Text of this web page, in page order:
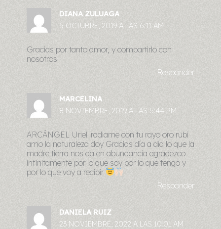
DIANA ZULUAGA
5 OCTUBRE, 2019 A LAS 6:11 AM
Gracias por tanto amor, y compartirlo con
nosotros.
Responder
MARCELINA
8 NOVIEMBRE, 2019 A LAS 5:44 PM
ARCÁNGEL Uriel iradiame con tu rayo oro rubí
amo la naturaleza doy Gracias día a día lo que la
madre tierra nos da en abundancia agradezco
infinitamente por lo que soy por lo que tengo y
por lo que voy a recibir
Responder
DANIELA RUIZ
23 NOVIEMBRE, 2022 A LAS 10:01 AM